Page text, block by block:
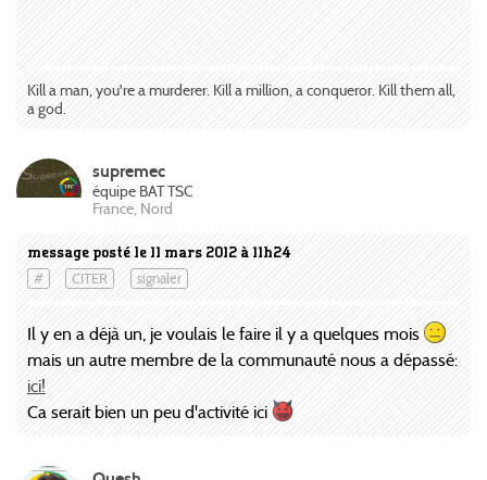
Kill a man, you're a murderer. Kill a million, a conqueror. Kill them all,
a god.
message posté le 11 mars 2012 à 11h24
# CITER signaler
supremec
équipe BAT TSC
France, Nord
Il y en a déjà un, je voulais le faire il y a quelques mois
mais un autre membre de la communauté nous a dépassé:
ici!
Ca serait bien un peu d'activité ici